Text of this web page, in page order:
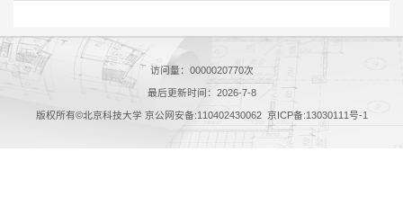
访问量： 0000020770次
最后更新时间： 2026-7-8
版权所有©北京科技大学 京公网安备:110402430062 京ICP备:13030111号-1